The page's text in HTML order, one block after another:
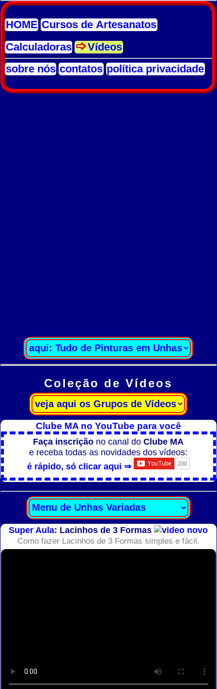
HOME Cursos de Artesanatos
Calculadoras
Vídeos
sobre nós contatos política privacidade
Coleção de Vídeos
Clube MA no YouTube para você
Faça inscrição no canal doClube MA
e receba todas as novidades dos vídeos:
é rápido, só clicar aqui ⇒
Super Aula: Lacinhos de 3 Formas
Como fazer Lacinhos de 3 Formas simples e fácil.